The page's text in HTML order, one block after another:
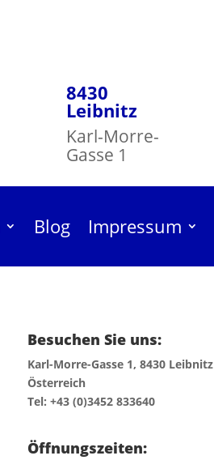
8430
Leibnitz
Karl-Morre-
Gasse 1
Blog Impressum
Besuchen Sie uns:
Karl-Morre-Gasse 1, 8430 Leibnitz
Österreich
Tel: +43 (0)3452 833640
Öffnungszeiten: